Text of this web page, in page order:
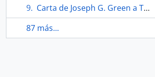
Carta de Joseph G. Green a Téllez.
87 más...